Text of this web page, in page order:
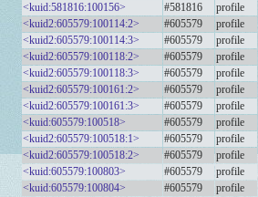
<kuid:581816:100156>
#581816 profile
<kuid2:605579:100114:2>
#605579 profile
<kuid2:605579:100114:3>
#605579 profile
<kuid2:605579:100118:2>
#605579 profile
<kuid2:605579:100118:3>
#605579 profile
<kuid2:605579:100161:2>
#605579 profile
<kuid2:605579:100161:3>
#605579 profile
<kuid:605579:100518>
#605579 profile
<kuid2:605579:100518:1>
#605579 profile
<kuid2:605579:100518:2>
#605579 profile
<kuid:605579:100803>
#605579 profile
<kuid:605579:100804>
#605579 profile